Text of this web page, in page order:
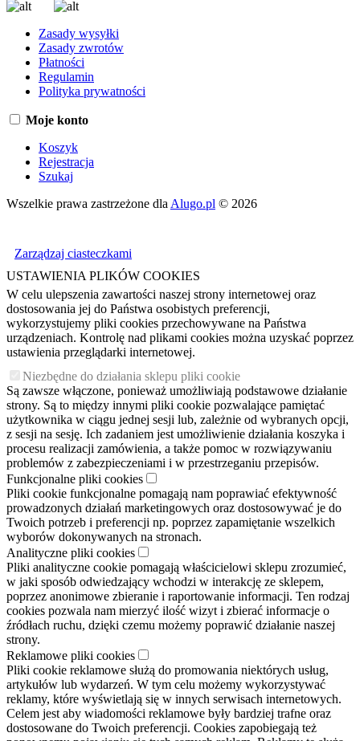
Zasady wysyłki
Zasady zwrotów
Płatności
Regulamin
Polityka prywatności
Moje konto
Koszyk
Rejestracja
Szukaj
Wszelkie prawa zastrzeżone dlaAlugo.pl © 2026
Zarządzaj ciasteczkami
USTAWIENIA PLIKÓW COOKIES
W celu ulepszenia zawartości naszej strony internetowej oraz
dostosowania jej do Państwa osobistych preferencji,
wykorzystujemy pliki cookies przechowywane na Państwa
urządzeniach. Kontrolę nad plikami cookies można uzyskać poprzez
ustawienia przeglądarki internetowej.
Niezbędne do działania sklepu pliki cookie
Są zawsze włączone, ponieważ umożliwiają podstawowe działanie
strony. Są to między innymi pliki cookie pozwalające pamiętać
użytkownika w ciągu jednej sesji lub, zależnie od wybranych opcji,
z sesji na sesję. Ich zadaniem jest umożliwienie działania koszyka i
procesu realizacji zamówienia, a także pomoc w rozwiązywaniu
problemów z zabezpieczeniami i w przestrzeganiu przepisów.
Funkcjonalne pliki cookies
Pliki cookie funkcjonalne pomagają nam poprawiać efektywność
prowadzonych działań marketingowych oraz dostosowywać je do
Twoich potrzeb i preferencji np. poprzez zapamiętanie wszelkich
wyborów dokonywanych na stronach.
Analityczne pliki cookies
Pliki analityczne cookie pomagają właścicielowi sklepu zrozumieć,
w jaki sposób odwiedzający wchodzi w interakcję ze sklepem,
poprzez anonimowe zbieranie i raportowanie informacji. Ten rodzaj
cookies pozwala nam mierzyć ilość wizyt i zbierać informacje o
źródłach ruchu, dzięki czemu możemy poprawić działanie naszej
strony.
Reklamowe pliki cookies
Pliki cookie reklamowe służą do promowania niektórych usług,
artykułów lub wydarzeń. W tym celu możemy wykorzystywać
reklamy, które wyświetlają się w innych serwisach internetowych.
Celem jest aby wiadomości reklamowe były bardziej trafne oraz
dostosowane do Twoich preferencji. Cookies zapobiegają też